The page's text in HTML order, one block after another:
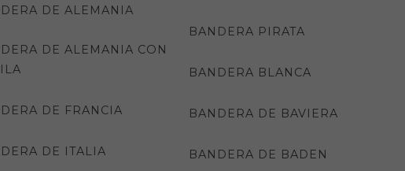
DE ALEMANIA
DE ALEMANIA CON
DE FRANCIA
DE ITALIA
BANDERA PIRATA
BANDERA BLANCA
BANDERA DE BAVIERA
BANDERA DE BADEN